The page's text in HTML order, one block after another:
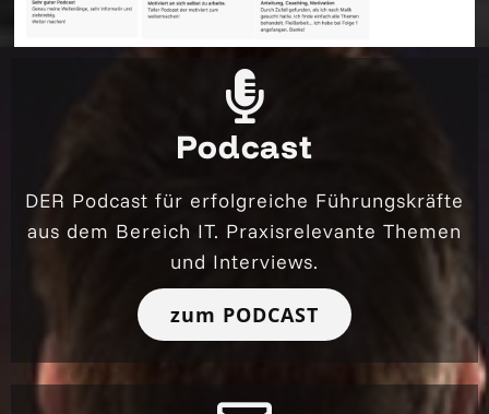
Podcast
DER Podcast für erfolgreiche Führungskräfte
aus dem Bereich IT. Praxisrelevante Themen
und Interviews.
zum PODCAST